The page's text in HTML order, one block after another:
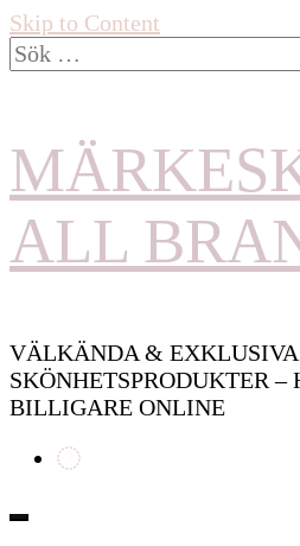
Skip to Content
Sök
efter:
ALL
VÄLKÄNDA &
SKÖNHETSPRODUKTER
BILLIGARE ONLINE